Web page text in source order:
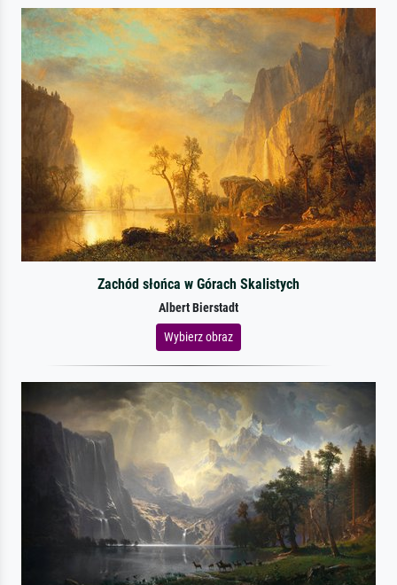
Zachód słońca w Górach Skalistych
Albert Bierstadt
Wybierz obraz